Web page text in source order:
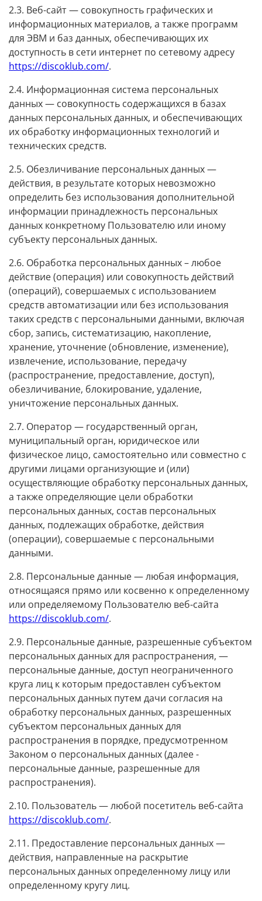
2.3. Веб-сайт — совокупность графических и
информационных материалов, а также программ
для ЭВМ и баз данных, обеспечивающих их
доступность в сети интернет по сетевому адресу
https://discoklub.com/.
2.4. Информационная система персональных
данных — совокупность содержащихся в базах
данных персональных данных, и обеспечивающих
их обработку информационных технологий и
технических средств.
2.5. Обезличивание персональных данных —
действия, в результате которых невозможно
определить без использования дополнительной
информации принадлежность персональных
данных конкретному Пользователю или иному
субъекту персональных данных.
2.6. Обработка персональных данных – любое
действие (операция) или совокупность действий
(операций), совершаемых с использованием
средств автоматизации или без использования
таких средств с персональными данными, включая
сбор, запись, систематизацию, накопление,
хранение, уточнение (обновление, изменение),
извлечение, использование, передачу
(распространение, предоставление, доступ),
обезличивание, блокирование, удаление,
уничтожение персональных данных.
2.7. Оператор — государственный орган,
муниципальный орган, юридическое или
физическое лицо, самостоятельно или совместно с
другими лицами организующие и (или)
осуществляющие обработку персональных данных,
а также определяющие цели обработки
персональных данных, состав персональных
данных, подлежащих обработке, действия
(операции), совершаемые с персональными
данными.
2.8. Персональные данные — любая информация,
относящаяся прямо или косвенно к определенному
или определяемому Пользователю веб-сайта
https://discoklub.com/.
2.9. Персональные данные, разрешенные субъектом
персональных данных для распространения, —
персональные данные, доступ неограниченного
круга лиц к которым предоставлен субъектом
персональных данных путем дачи согласия на
обработку персональных данных, разрешенных
субъектом персональных данных для
распространения в порядке, предусмотренном
Законом о персональных данных (далее -
персональные данные, разрешенные для
распространения).
2.10. Пользователь — любой посетитель веб-сайта
https://discoklub.com/.
2.11. Предоставление персональных данных —
действия, направленные на раскрытие
персональных данных определенному лицу или
определенному кругу лиц.